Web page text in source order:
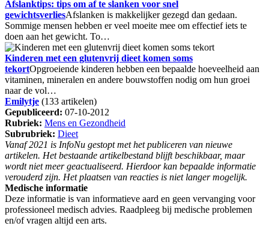
Afslanktips: tips om af te slanken voor snel
gewichtsverliesAfslanken is makkelijker gezegd dan gedaan.
Sommige mensen hebben er veel moeite mee om effectief iets te
doen aan het gewicht. To…
Kinderen met een glutenvrij dieet komen soms
tekortOpgroeiende kinderen hebben een bepaalde hoeveelheid aan
vitaminen, mineralen en andere bouwstoffen nodig om hun groei
naar de vol…
Emilytje (133 artikelen)
Gepubliceerd: 07-10-2012
Rubriek: Mens en Gezondheid
Subrubriek: Dieet
Vanaf 2021 is InfoNu gestopt met het publiceren van nieuwe
artikelen. Het bestaande artikelbestand blijft beschikbaar, maar
wordt niet meer geactualiseerd. Hierdoor kan bepaalde informatie
verouderd zijn. Het plaatsen van reacties is niet langer mogelijk.
Medische informatie
Deze informatie is van informatieve aard en geen vervanging voor
professioneel medisch advies. Raadpleeg bij medische problemen
en/of vragen altijd een arts.